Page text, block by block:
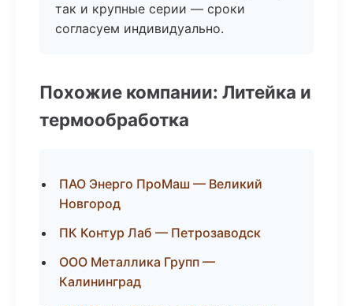
так и крупные серии — сроки
согласуем индивидуально.
Похожие компании: Литейка и
термообработка
ПАО Энерго ПроМаш — Великий
Новгород
ПК Контур Лаб — Петрозаводск
ООО Металлика Групп —
Калининград